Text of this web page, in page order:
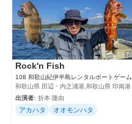
Rock'n Fish
108 和歌山紀伊半島レンタルボートゲーム
和歌山県 田辺・内之浦港,和歌山県 印南港
出演者: 折本 隆由
アカハタ オオモンハタ